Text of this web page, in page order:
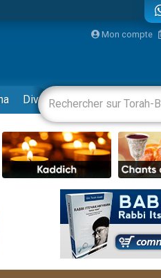
insalubre
Mon compte
Divertissements Livres